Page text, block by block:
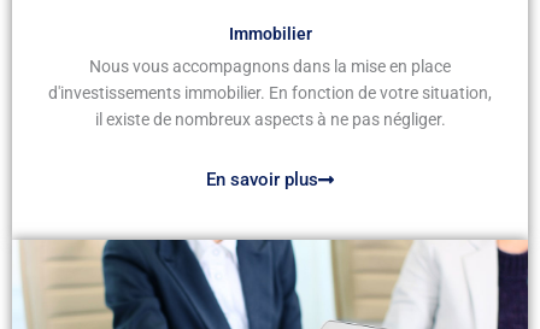
Immobilier
Nous vous accompagnons dans la mise en place
d'investissements immobilier. En fonction de votre situation,
il existe de nombreux aspects à ne pas négliger.
En savoir plus